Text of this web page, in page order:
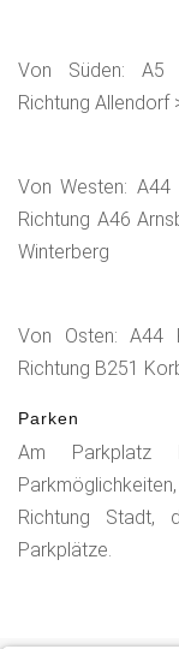
Von Süden: A5
Richtung Allendorf
Von Westen: A44
Richtung A46
Winterberg
Von Osten: A44
Richtung B251
Parken
Am Parkplatz
Richtung Stadt,
Parkplätze.